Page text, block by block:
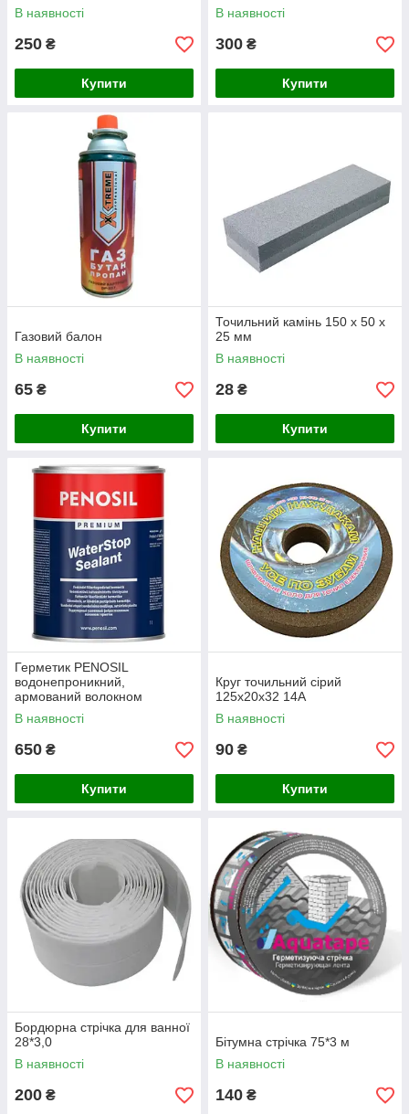
В наявності
250 ₴
Купити
В наявності
300 ₴
Купити
Газовий балон
В наявності
65 ₴
Купити
Точильний камінь 150 х 50 х
25 мм
В наявності
28 ₴
Купити
Герметик PENOSIL
водонепроникний,
армований волокном
WaterStop 1 л
В наявності
650 ₴
Купити
Круг точильний сірий
125х20х32 14А
В наявності
90 ₴
Купити
Бордюрна стрічка для ванної
28*3,0
В наявності
200 ₴
Бітумна стрічка 75*3 м
В наявності
140 ₴